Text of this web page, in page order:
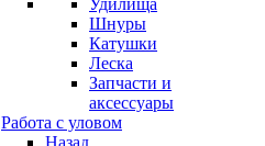
Удилища
Шнуры
Катушки
Леска
Запчасти и
аксессуары
Работа с уловом
Назад